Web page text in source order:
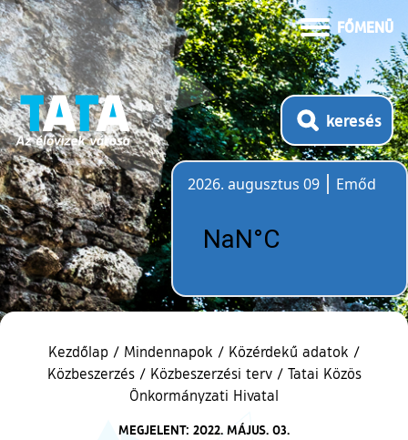
FŐMENÜ
keresés
2026. augusztus 09
Emőd
Kezdőlap / Mindennapok / Közérdekű adatok /
Közbeszerzés / Közbeszerzési terv / Tatai Közös
Önkormányzati Hivatal
MEGJELENT: 2022. MÁJUS. 03.